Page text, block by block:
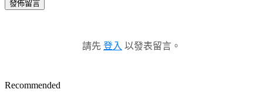
發佈留言
請先 登入 以發表留言。
Recommended